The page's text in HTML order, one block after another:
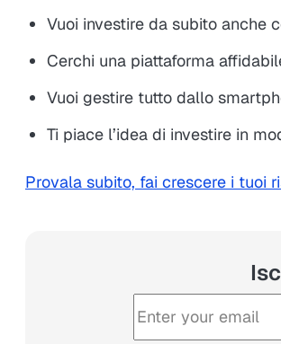
Vuoi investire da subito anche
Cerchi una piattaforma
Vuoi gestire tutto dallo
Ti piace l’idea di investire in
Provala subito, fai crescere i tuoi